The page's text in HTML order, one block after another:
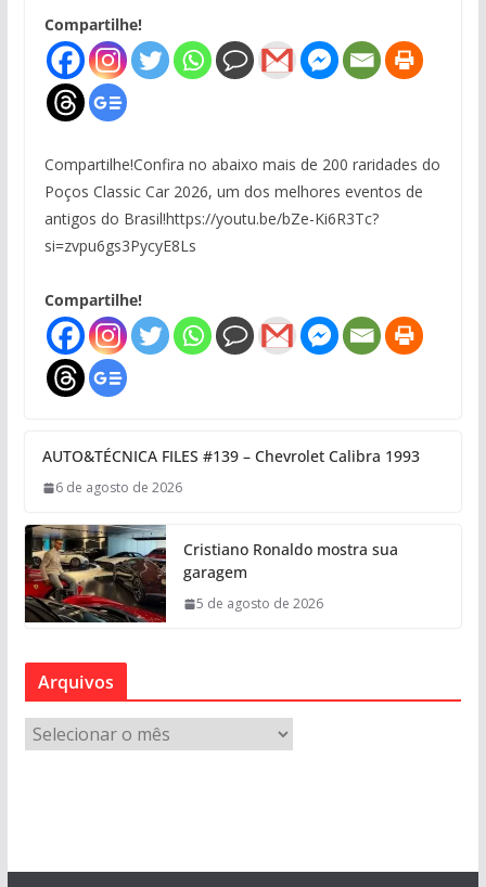
Compartilhe!
Compartilhe!Confira no abaixo mais de 200 raridades do
Poços Classic Car 2026, um dos melhores eventos de
antigos do Brasil!https://youtu.be/bZe-Ki6R3Tc?
si=zvpu6gs3PycyE8Ls
Compartilhe!
AUTO&TÉCNICA FILES #139 – Chevrolet Calibra 1993
6 de agosto de 2026
Cristiano Ronaldo mostra sua
garagem
5 de agosto de 2026
Arquivos
r